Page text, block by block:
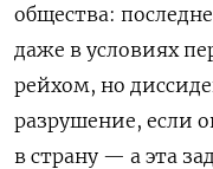
общества:
даже в условиях
рейхом, но
разрушение, если
в страну — а эта